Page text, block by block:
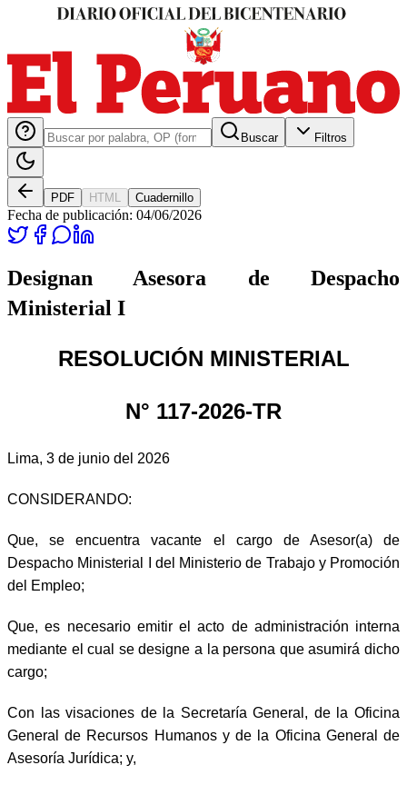
Buscar Filtros
PDF HTML Cuadernillo
Fecha de publicación: 04/06/2026
Designan Asesora de Despacho
Ministerial I
RESOLUCIÓN MINISTERIAL
N° 117-2026-TR
Lima, 3 de junio del 2026
CONSIDERANDO:
Que, se encuentra vacante el cargo de Asesor(a) de
Despacho Ministerial I del Ministerio de Trabajo y Promoción
del Empleo;
Que, es necesario emitir el acto de administración interna
mediante el cual se designe a la persona que asumirá dicho
cargo;
Con las visaciones de la Secretaría General, de la Oficina
General de Recursos Humanos y de la Oficina General de
Asesoría Jurídica; y,